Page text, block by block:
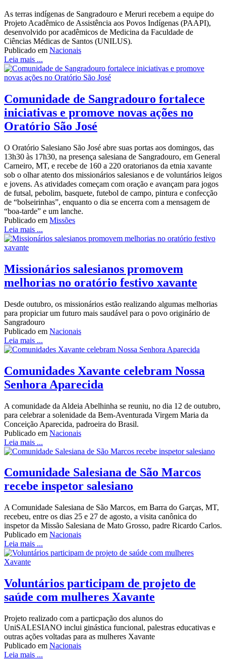
As terras indígenas de Sangradouro e Meruri recebem a equipe do
Projeto Acadêmico de Assistência aos Povos Indígenas (PAAPI),
desenvolvido por acadêmicos de Medicina da Faculdade de
Ciências Médicas de Santos (UNILUS).
Publicado em Nacionais
Leia mais ...
Comunidade de Sangradouro fortalece
iniciativas e promove novas ações no
Oratório São José
O Oratório Salesiano São José abre suas portas aos domingos, das
13h30 às 17h30, na presença salesiana de Sangradouro, em General
Carneiro, MT, e recebe de 160 a 220 oratorianos da etnia xavante
sob o olhar atento dos missionários salesianos e de voluntários leigos
e jovens. As atividades começam com oração e avançam para jogos
de futsal, pebolim, basquete, futebol de campo, pintura e confecção
de “bolseirinhas”, enquanto o dia se encerra com a mensagem de
“boa-tarde” e um lanche.
Publicado em Missões
Leia mais ...
Missionários salesianos promovem
melhorias no oratório festivo xavante
Desde outubro, os missionários estão realizando algumas melhorias
para propiciar um futuro mais saudável para o povo originário de
Sangradouro
Publicado em Nacionais
Leia mais ...
Comunidades Xavante celebram Nossa
Senhora Aparecida
A comunidade da Aldeia Abelhinha se reuniu, no dia 12 de outubro,
para celebrar a solenidade da Bem-Aventurada Virgem Maria da
Conceição Aparecida, padroeira do Brasil.
Publicado em Nacionais
Leia mais ...
Comunidade Salesiana de São Marcos
recebe inspetor salesiano
A Comunidade Salesiana de São Marcos, em Barra do Garças, MT,
recebeu, entre os dias 25 e 27 de agosto, a visita canônica do
inspetor da Missão Salesiana de Mato Grosso, padre Ricardo Carlos.
Publicado em Nacionais
Leia mais ...
Voluntários participam de projeto de
saúde com mulheres Xavante
Projeto realizado com a particpação dos alunos do
UniSALESIANO inclui ginástica funcional, palestras educativas e
outras ações voltadas para as mulheres Xavante
Publicado em Nacionais
Leia mais ...